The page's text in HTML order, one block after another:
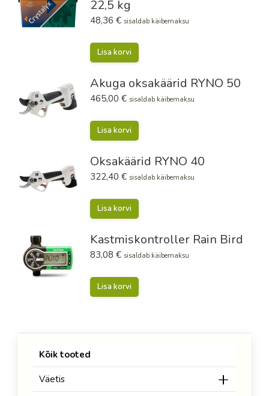
22,5 kg
48,36 € sisaldab käibemaksu
Lisa korvi
Akuga oksakäärid RYNO 50
465,00 € sisaldab käibemaksu
Lisa korvi
Oksakäärid RYNO 40
322,40 € sisaldab käibemaksu
Lisa korvi
Kastmiskontroller Rain Bird
83,08 € sisaldab käibemaksu
Lisa korvi
Kõik tooted
Väetis